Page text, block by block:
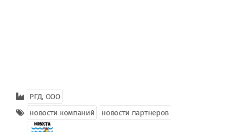
РГД, ООО
новости компаний
новости партнеров